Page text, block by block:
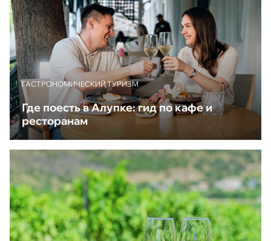
ГАСТРОНОМИЧЕСКИЙ ТУРИЗМ
Где поесть в Алупке: гид по кафе и
ресторанам